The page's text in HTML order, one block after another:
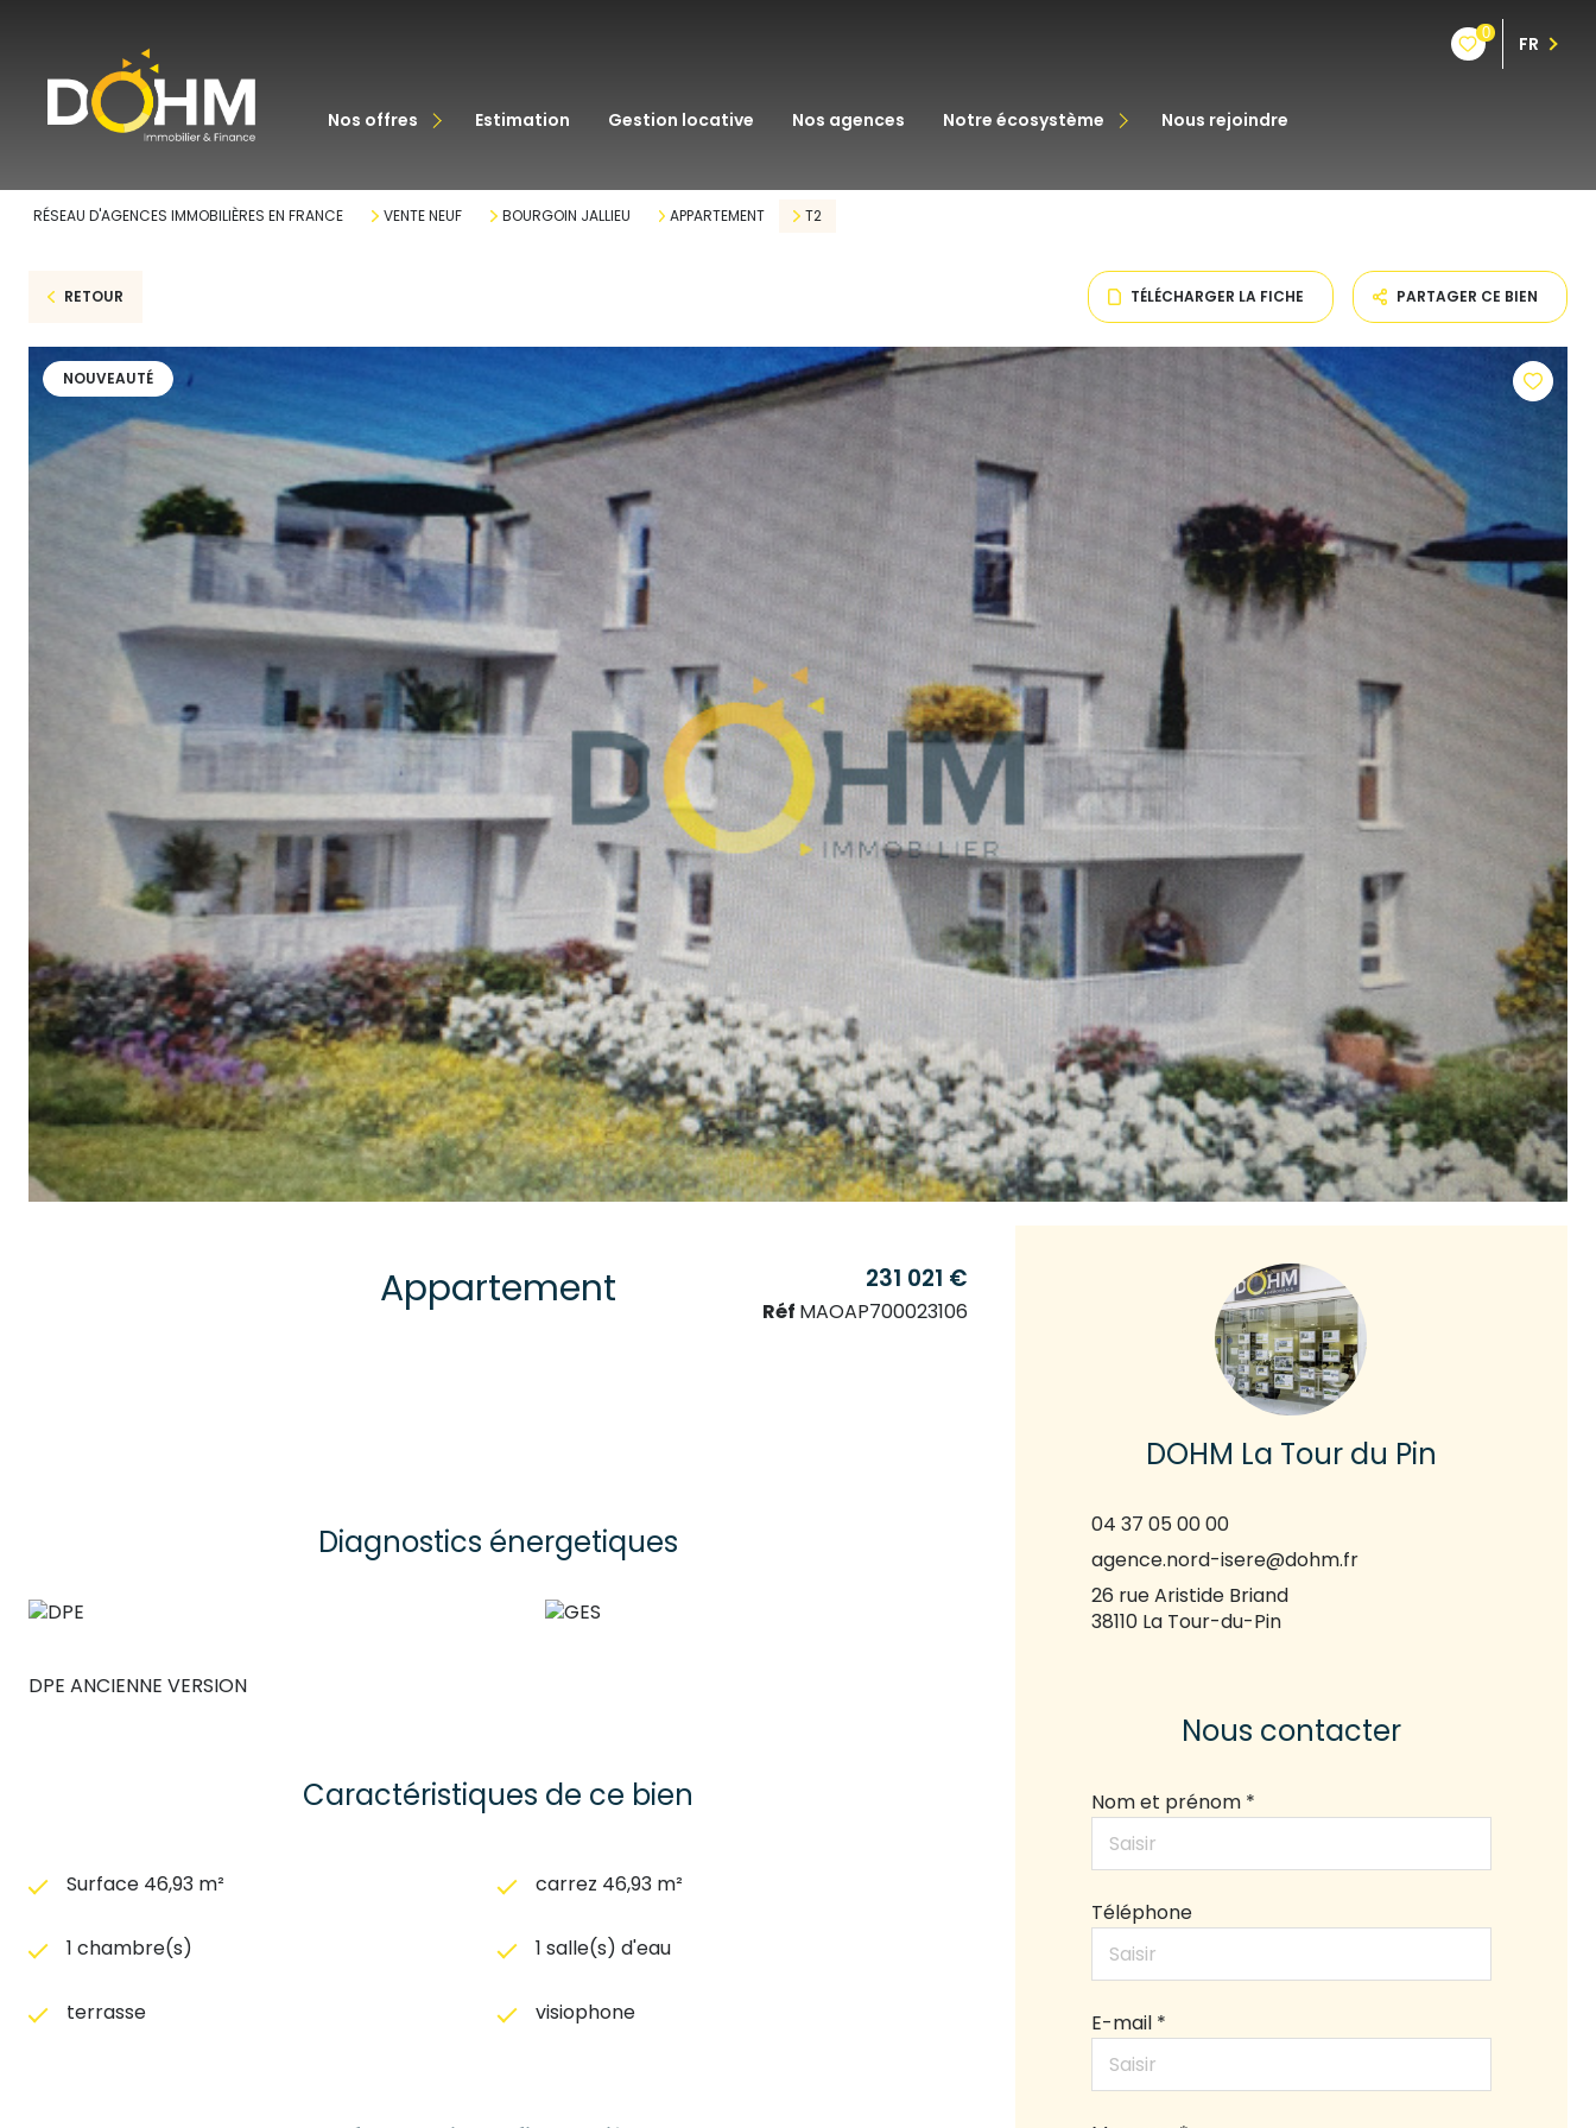
0 FR
nos offres
acheter estimation gestion locative nos agences notre écosystème
courtage en prêt
nous rejoindre
RÉSEAU D'AGENCES IMMOBILIÈRES EN FRANCE VENTE NEUF BOURGOIN JALLIEU APPARTEMENT T2
RETOUR TÉLÉCHARGER LA FICHE PARTAGER CE BIEN
NOUVEAUTÉ
Appartement 231 021 €
Réf MAOAP700023106
Diagnostics énergetiques
DPE ANCIENNE VERSION
Caractéristiques de ce bien
Surface 46,93 m² carrez 46,93 m²
1 chambre(s) 1 salle(s) d'eau
terrasse visiophone
DOHM La Tour du Pin
04 37 05 00 00
agence.nord-isere@dohm.fr
26 rue Aristide Briand
38110 La Tour-du-Pin
Nous contacter
Nom et prénom *
Téléphone
E-mail *